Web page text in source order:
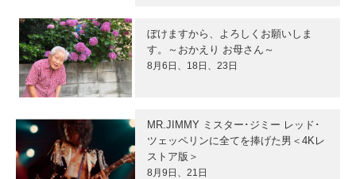
ぼけますから、よろしくお願いしま
す。～おかえり お母さん～
8月6日、18日、23日
MR.JIMMY ミスター･ジミー レッド･
ツェッペリンに全てを捧げた男＜4Kレ
ストア版＞
8月9日、21日